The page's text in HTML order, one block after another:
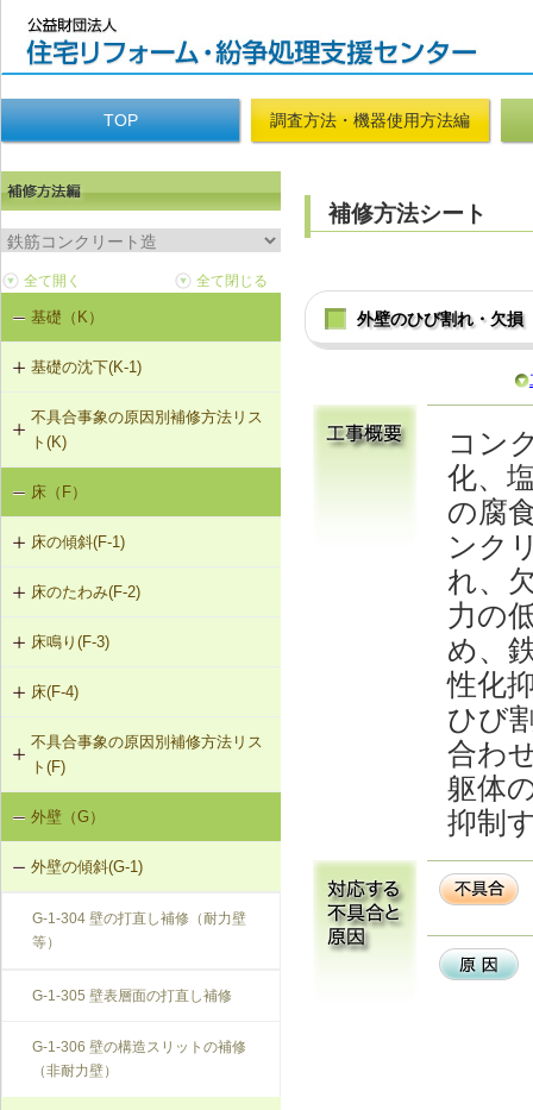
TOP 調査方法・機器使用方法編
基礎（K）
基礎の沈下(K-1)
K-1-702 耐圧版工法
K-1-703 グラウト注入工法
K-1-704 アンダーピニング工法
不具合事象の原因別補修方法リス
ト(K)
基礎の沈下（K-1）
床（F）
床の傾斜(F-1)
F-1-301 梁下への柱増設
F-1-304 梁の増打ち工法
F-1-305 片持ちスラブ下面への鉄骨
梁増設
床のたわみ(F-2)
F-2-301 スラブ上面へのかすがい筋
埋め込み
F-2-302 スラブ下面への鋼板張付け
F-2-303 スラブ下面への連続繊維シ
ート接着
設
F-2-305 セルフレベリング材による
床の補修
床鳴り(F-3)
F-3-701 床下地・仕上材の張替え
床(F-4)
F-4-001 ビニル床シートの張替え
F-4-002 カーペットの張替え
F-4-701 フローリングの張替え
不具合事象の原因別補修方法リス
ト(F)
床の傾斜（F-1）
床のたわみ（F-2）
床鳴り（F-3）
外壁（G）
外壁の傾斜(G-1)
G-1-304 壁の打直し補修（耐力壁
等）
G-1-305 壁表層面の打直し補修
G-1-306 壁の構造スリットの補修
（非耐力壁）
補修方法シート
外壁のひび割れ・欠損
コン
化、
の腐
ンク
れ、
力の
め、
性化
ひび
合わ
躯体
抑制